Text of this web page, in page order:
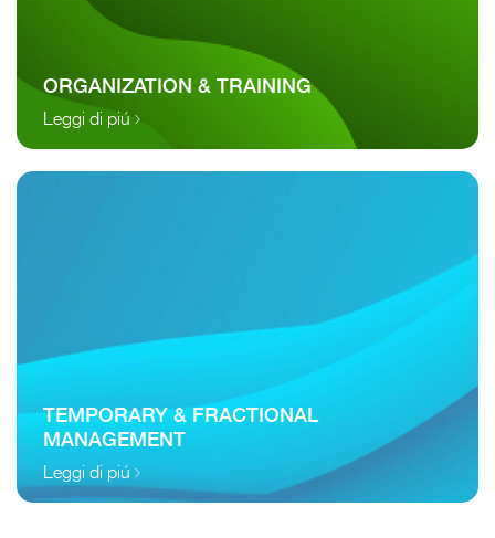
ORGANIZATION & TRAINING
Leggi di piú
TEMPORARY & FRACTIONAL
MANAGEMENT
Leggi di piú